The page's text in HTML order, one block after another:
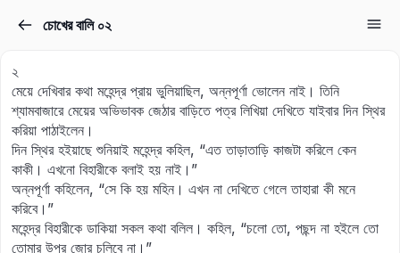
চোখের বালি ০২
২
মেয়ে দেখিবার কথা মহেন্দ্র প্রায় ভুলিয়াছিল, অন্নপূর্ণা ভোলেন নাই। তিনি
শ্যামবাজারে মেয়ের অভিভাবক জেঠার বাড়িতে পত্র লিখিয়া দেখিতে যাইবার দিন স্থির
করিয়া পাঠাইলেন।
দিন স্থির হইয়াছে শুনিয়াই মহেন্দ্র কহিল, “এত তাড়াতাড়ি কাজটা করিলে কেন
কাকী। এখনো বিহারীকে বলাই হয় নাই।”
অন্নপূর্ণা কহিলেন, “সে কি হয় মহিন। এখন না দেখিতে গেলে তাহারা কী মনে
করিবে।”
মহেন্দ্র বিহারীকে ডাকিয়া সকল কথা বলিল। কহিল, “চলো তো, পছন্দ না হইলে তো
তোমার উপর জোর চলিবে না।”
Sign in
Don’t have an account? Sign up